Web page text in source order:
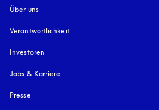
Über uns
Verantwortlichkeit
Investoren
Jobs & Karriere
Presse